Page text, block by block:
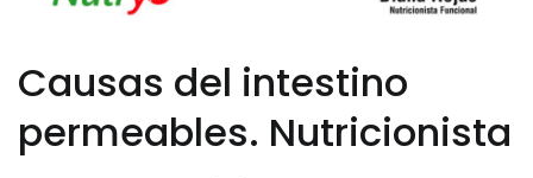
Causas del intestino
permeables. Nutricionista